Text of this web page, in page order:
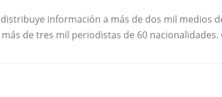
información a más de dos mil
de tres mil periodistas de 60